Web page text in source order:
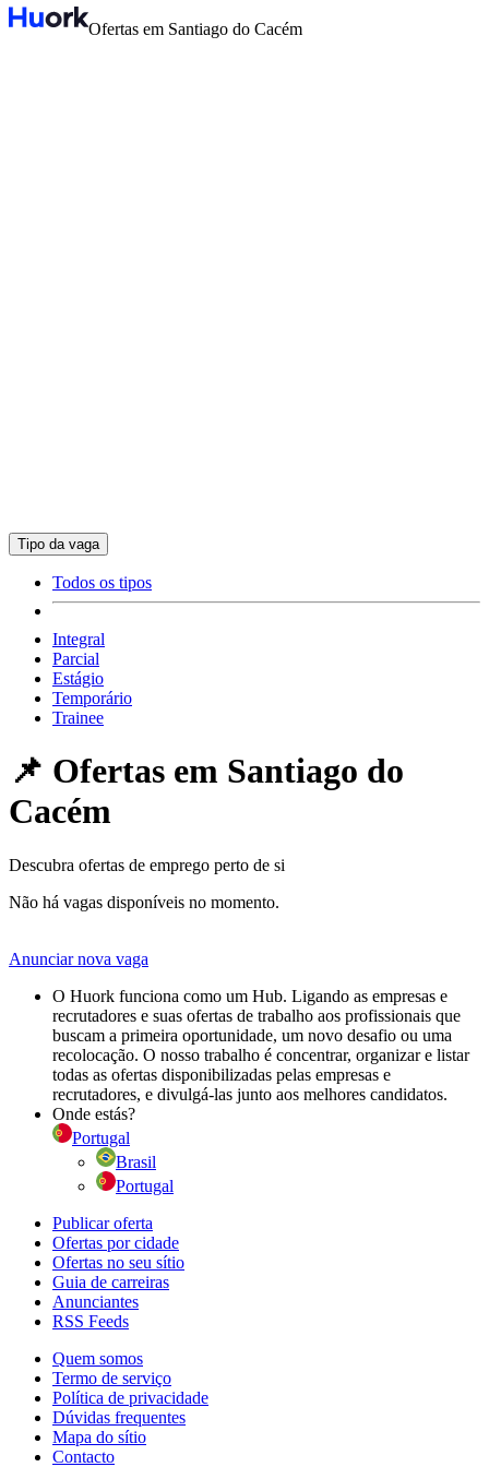
Ofertas em Santiago do Cacém
Tipo da vaga
Todos os tipos
Integral
Parcial
Estágio
Temporário
Trainee
📌 Ofertas em Santiago do
Cacém
Descubra ofertas de emprego perto de si
Não há vagas disponíveis no momento.
Anunciar nova vaga
O Huork funciona como um Hub. Ligando as empresas e
recrutadores e suas ofertas de trabalho aos profissionais que
buscam a primeira oportunidade, um novo desafio ou uma
recolocação. O nosso trabalho é concentrar, organizar e listar
todas as ofertas disponibilizadas pelas empresas e
recrutadores, e divulgá-las junto aos melhores candidatos.
Onde estás?
Portugal
Brasil
Portugal
Publicar oferta
Ofertas por cidade
Ofertas no seu sítio
Guia de carreiras
Anunciantes
RSS Feeds
Quem somos
Termo de serviço
Política de privacidade
Dúvidas frequentes
Mapa do sítio
Contacto